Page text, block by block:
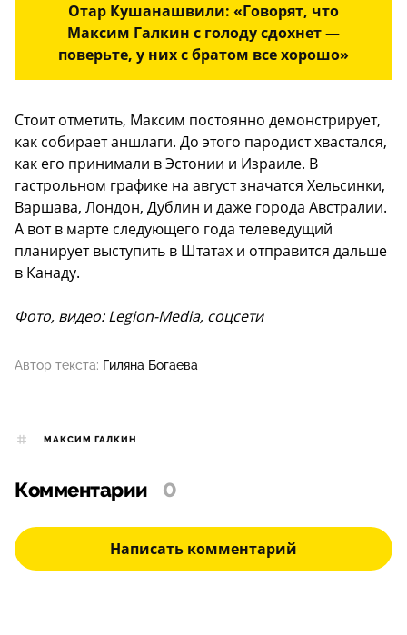
Отар Кушанашвили: «Говорят, что
Максим Галкин с голоду сдохнет —
поверьте, у них с братом все хорошо»
Стоит отметить, Максим постоянно демонстрирует,
как собирает аншлаги. До этого пародист хвастался,
как его принимали в Эстонии и Израиле. В
гастрольном графике на август значатся Хельсинки,
Варшава, Лондон, Дублин и даже города Австралии.
А вот в марте следующего года телеведущий
планирует выступить в Штатах и отправится дальше
в Канаду.
Фото, видео: Legion-Media, соцсети
Автор текста: Гиляна Богаева
МАКСИМ ГАЛКИН
Комментарии 0
Написать комментарий